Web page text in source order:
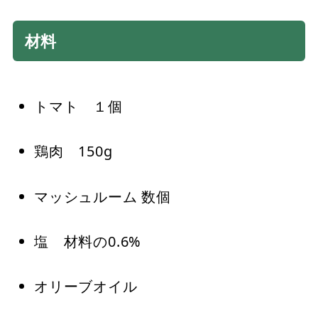
材料
トマト １個
鶏肉 150g
マッシュルーム 数個
塩 材料の0.6%
オリーブオイル